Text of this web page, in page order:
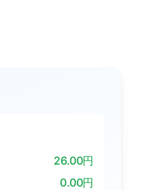
26.00円
0.00円